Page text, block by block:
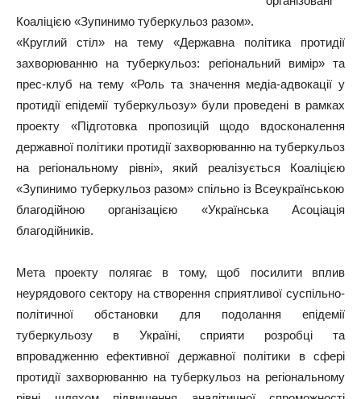
Коаліцією «Зупинимо туберкульоз разом».
«Круглий стіл» на тему «Державна політика
протидії
захворюванню
на туберкульоз: регіональний вимір»та
прес-клуб на тему «Роль та значення медіа-адвокації у
протидії епідемії туберкульозу»були проведені в рамках
проекту «Підготовка пропозицій щодо
вдосконалення
державної політики протидії захворюванню на туберкульоз
на
регіональному рівні»,який реалізується
Коаліцією
«Зупинимо туберкульоз разом»спільно із Всеукраїнською
благодійною
організацією «Українська
Асоціація
благодійників.
Мета проекту полягає в тому, щоб посилити вплив
неурядового сектору на створення сприятливої суспільно-
політичної обстановки для подолання епідемії
туберкульозу в Україні, сприяти розробці та
впровадженню ефективної державної політики в сфері
протидії захворюванню на туберкульоз на регіональному